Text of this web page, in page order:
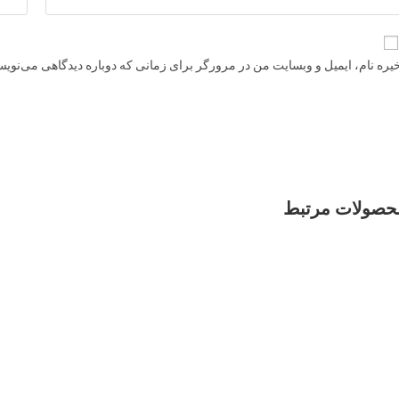
نام، ایمیل و وبسایت من در مرورگر برای زمانی که دوباره دیدگاهی
مرتبط